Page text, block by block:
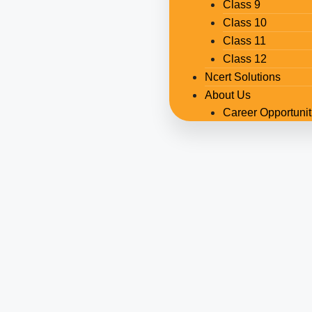
Class 9
Class 10
Class 11
Class 12
Ncert Solutions
About Us
Career